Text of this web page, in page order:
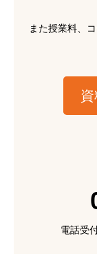
また授業料、
電話受